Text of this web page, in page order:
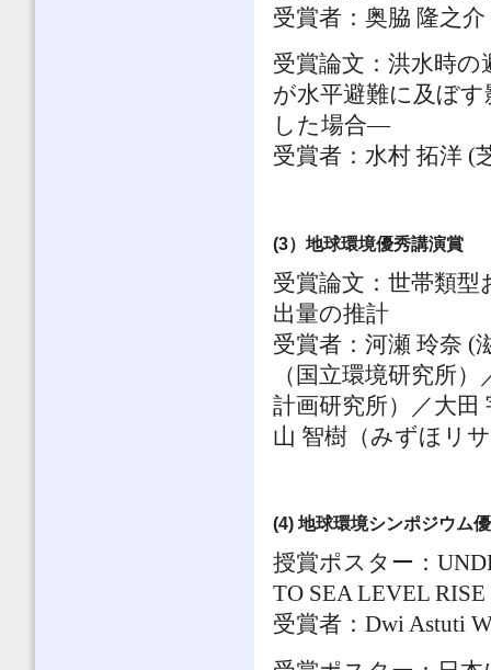
受賞者：奥脇 隆之
受賞論文：洪水時の
が水平避難に及ぼ
した場合―
受賞者：水村 拓洋 (
(3）地球環境優秀講演賞
受賞論文：世帯類
出量の推計
受賞者：河瀬 玲奈 (
（国立環境研究所
計画研究所）／大
山 智樹（みずほリ
(4) 地球環境シンポジウム
授賞ポスター：
TO SEA LEVEL
受賞者：Dwi Astuti